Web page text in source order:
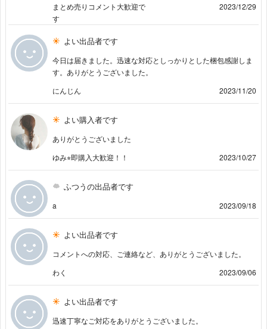
まとめ売りコメント大歓迎で
す
2023/12/29
よい出品者です
今日は届きました。迅速な対応としっかりとした梱包感謝しま
す。ありがとうございました。
にんじん
2023/11/20
よい購入者です
ありがとうございました
ゆみ⭐︎即購入大歓迎！！
2023/10/27
ふつうの出品者です
a 2023/09/18
よい出品者です
コメントへの対応、ご連絡など、ありがとうございました。
わく
2023/09/06
よい出品者です
迅速丁寧なご対応をありがとうございました。